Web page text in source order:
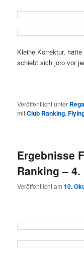
Kleine Korrektur,
schiebt sich joro vor
Veröffentlicht unter
mitClub Ranking,
Ergebnisse
Ranking – 4.
Veröffentlicht am10.